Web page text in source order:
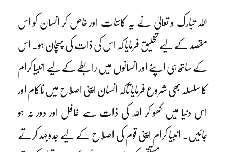
اللہ تبارک و تعالیٰ نے یہ کائنات اور خاص کر انسان کو اس
مقصد کے لیے تخلیق فرمایا کہ اس کی ذات کی پہچان ہو۔ اس
کے ساتھ ہی اپنے اور انسانوں میں رابطے کے لیے انبیا کرام
کا سلسلہ بھی شروع فرمایا تاکہ انسان اپنی اصلاح میں ناکام اور
اس دنیا میں کھو کر اللہ کی ذات سے غافل اور دور نہ ہو
جائیں۔ انبیا کرام اپنی قوم کی اصلاح کے لیے جدوجہد کرتے